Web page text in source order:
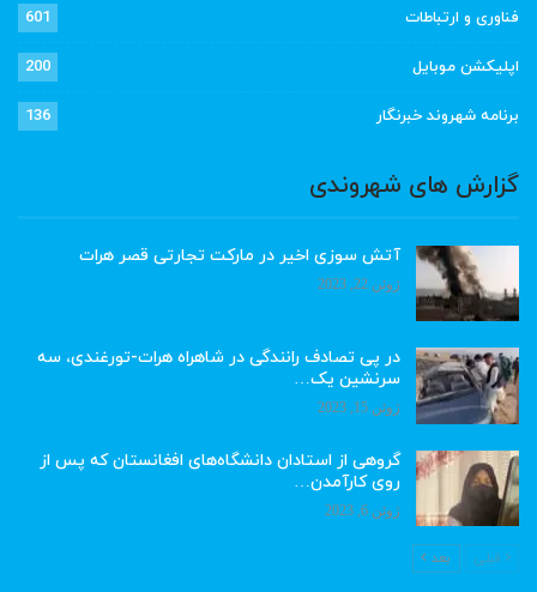
فناوری و ارتباطات 601
اپلیکشن موبایل 200
برنامه شهروند خبرنگار 136
گزارش های شهروندی
آتش سوزی اخیر در مارکت تجارتی قصر هرات
ژوئن 22, 2023
در پی تصادف رانندگی در شاهراه هرات-تورغندی، سه
سرنشین یک…
ژوئن 15, 2023
گروهی از استادان دانشگاه‌های افغانستان که پس از
روی کارآمدن…
ژوئن 6, 2023
قبلی بعد